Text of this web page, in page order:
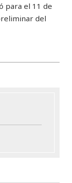
para el 11 de
del